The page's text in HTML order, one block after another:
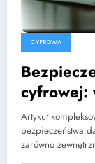
CYFROWA
cyfrowej:
Artykuł
bezpieczeństwa
zarówno